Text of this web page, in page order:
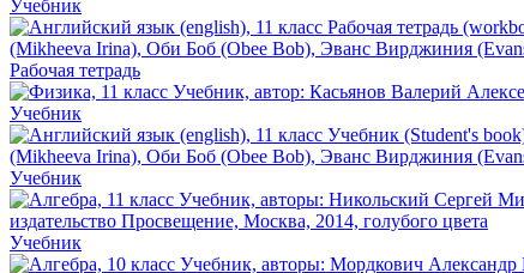
Учебник
Рабочая тетрадь
Учебник
Учебник
Учебник